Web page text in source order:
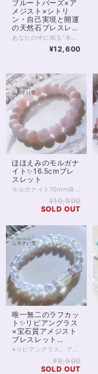
ブルートパーズ×ア
メジスト×シトリ
ン・自己実現と開運
の天然石ブレスレッ
ト✨16cm
¥12,600
ほほえみのモルガナ
イト✨16.5cmブレ
スレット
¥10,800
SOLD OUT
唯一無二のラフカッ
ト✨リビアングラス
×宝石質アメジスト
ブレスレット
16.5cm
¥8,600
SOLD OUT